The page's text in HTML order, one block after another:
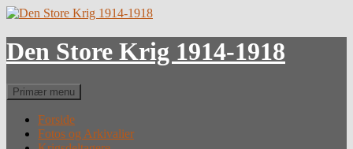
Hop
indhold
Den Store Krig 1914-1918
Søg
Primær menu
Forside
Fotos og Arkivalier